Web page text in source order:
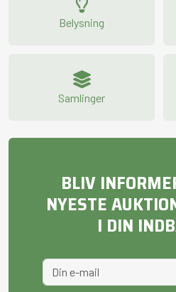
Belysning
Samlinger
BLIV
NYESTE
I DIN